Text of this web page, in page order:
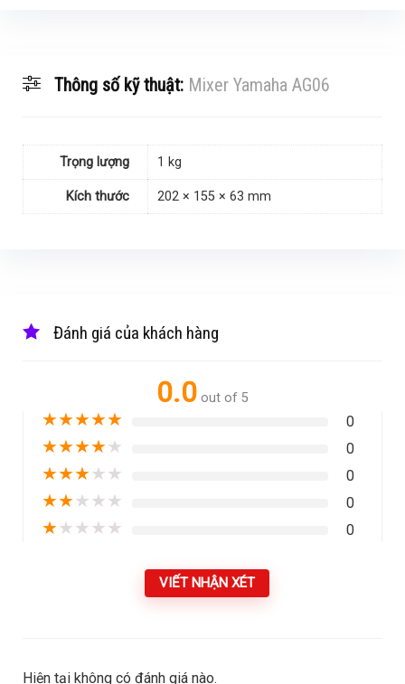
Thông số kỹ thuật: Mixer Yamaha AG06
Trọng lượng 1 kg
Kích thước 202 × 155 × 63 mm
Đánh giá của khách hàng
0.0 out of 5
★★★★★ 0
★★★★★ 0
★★★★★ 0
★★★★★ 0
★★★★★ 0
VIẾT NHẬN XÉT
Hiện tại không có đánh giá nào.